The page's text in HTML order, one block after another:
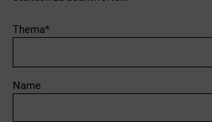
Thema*
Name